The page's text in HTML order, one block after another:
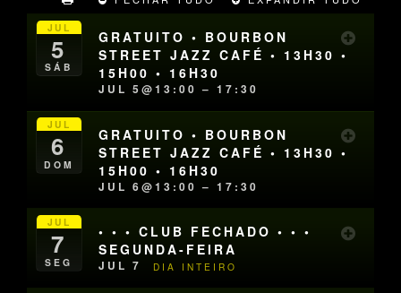
JUL
5
SÁB
GRATUITO • BOURBON
STREET JAZZ CAFÉ • 13H30 •
15H00 • 16H30
JUL 5@13:00 – 17:30
JUL
6
DOM
GRATUITO • BOURBON
STREET JAZZ CAFÉ • 13H30 •
15H00 • 16H30
JUL 6@13:00 – 17:30
JUL
7
SEG
• • • CLUB FECHADO • • •
SEGUNDA-FEIRA
JUL 7 DIA INTEIRO